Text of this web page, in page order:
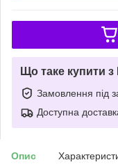
Що таке купити
Замовлення під
Доступна
Опис